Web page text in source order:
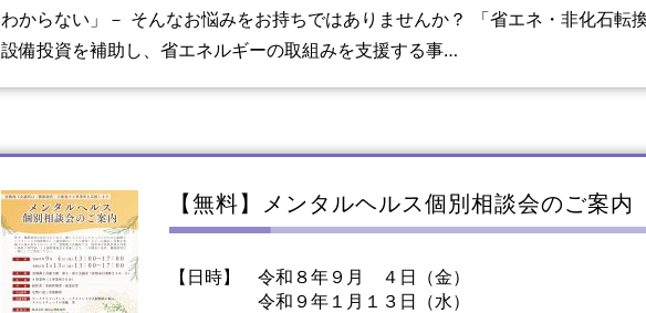
わからない」－ そんなお悩みをお持ちではありませんか？ 「省エネ・非化石転
設備投資を補助し、省エネルギーの取組みを支援する事…
【無料】メンタルヘルス個別相談会のご案内
【日時】
令和８年９月 ４日（金）
令和９年１月１３日（水）